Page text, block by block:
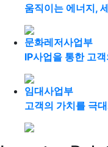
움직이는 에너지,
문화레저사업부
IP사업을 통한 고
임대사업부
고객의 가치를 극